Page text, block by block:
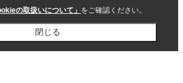
の取扱いについて」 をご確認ください。
閉じる